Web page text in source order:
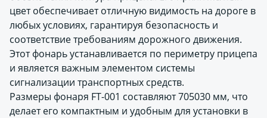
цвет обеспечивает отличную видимость на дороге в
любых условиях, гарантируя безопасность и
соответствие требованиям дорожного движения.
Этот фонарь устанавливается по периметру прицепа
и является важным элементом системы
сигнализации транспортных средств.
Размеры фонаря FT-001 составляют 705030 мм, что
делает его компактным и удобным для установки в